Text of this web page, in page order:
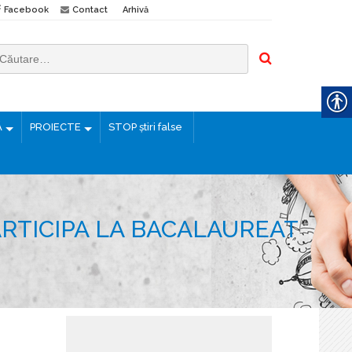
Facebook Contact Arhivă
PROIECTE STOP știri false
LA BACALAUREAT